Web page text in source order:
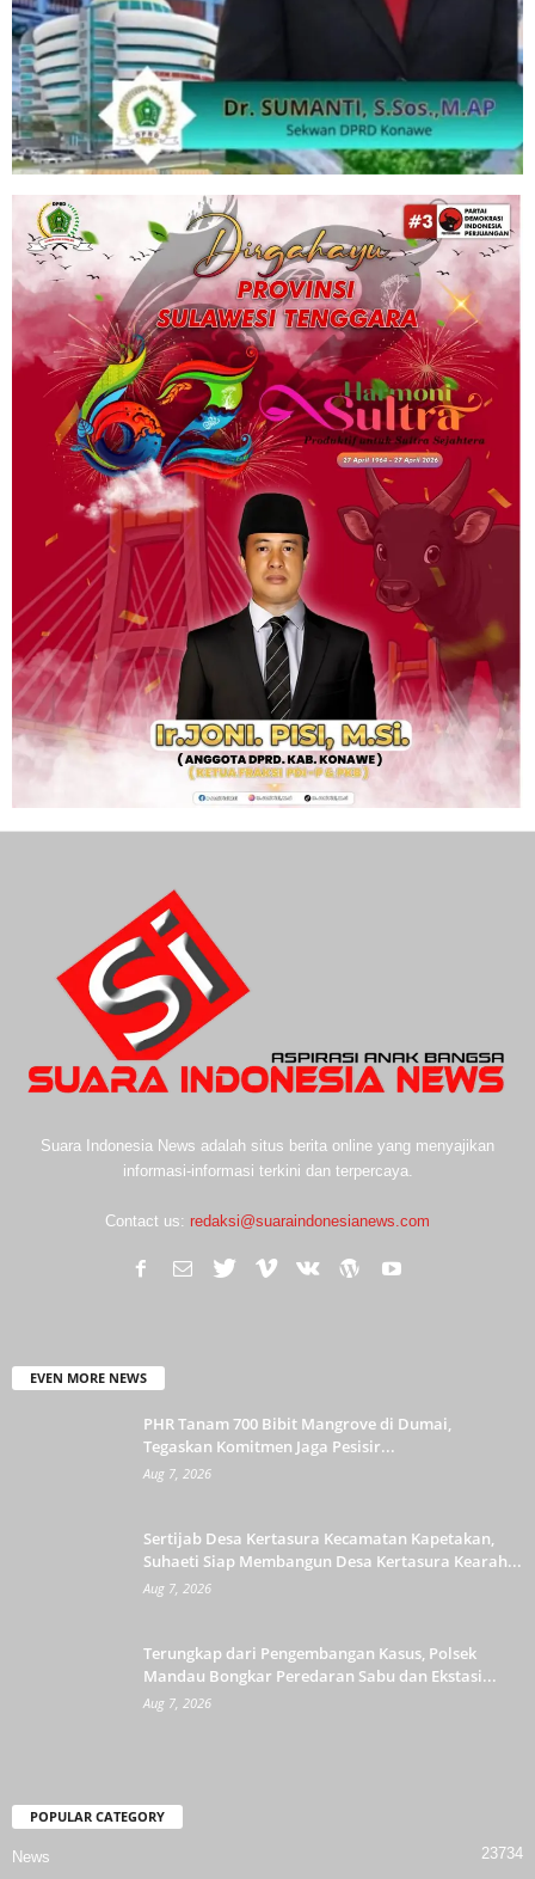
Suara Indonesia News adalah situs berita online yang menyajikan
informasi-informasi terkini dan terpercaya.
Contact us: redaksi@suaraindonesianews.com
EVEN MORE NEWS
PHR Tanam 700 Bibit Mangrove di Dumai,
Tegaskan Komitmen Jaga Pesisir...
Aug 7, 2026
Sertijab Desa Kertasura Kecamatan Kapetakan,
Suhaeti Siap Membangun Desa Kertasura Kearah...
Aug 7, 2026
Terungkap dari Pengembangan Kasus, Polsek
Mandau Bongkar Peredaran Sabu dan Ekstasi...
Aug 7, 2026
POPULAR CATEGORY
News 23734